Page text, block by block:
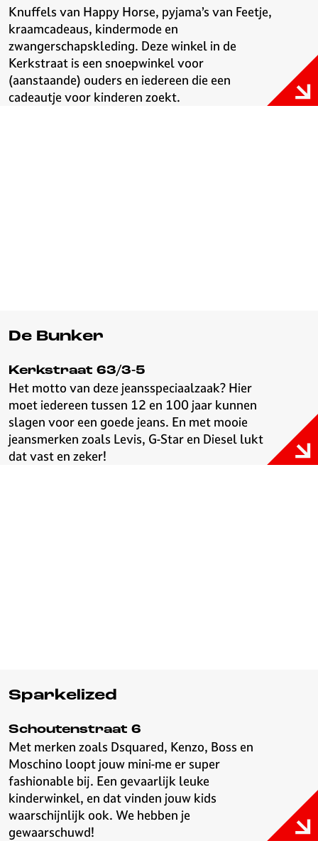
Knuffels van Happy Horse, pyjama’s van Feetje,
kraamcadeaus, kindermode en
zwangerschapskleding. Deze winkel in de
Kerkstraat is een snoepwinkel voor
(aanstaande) ouders en iedereen die een
cadeautje voor kinderen zoekt.
De Bunker
Kerkstraat 63/3-5
Het motto van deze jeansspeciaalzaak? Hier
moet iedereen tussen 12 en 100 jaar kunnen
slagen voor een goede jeans. En met mooie
jeansmerken zoals Levis, G-Star en Diesel lukt
dat vast en zeker!
Sparkelized
Schoutenstraat 6
Met merken zoals Dsquared, Kenzo, Boss en
Moschino loopt jouw mini-me er super
fashionable bij. Een gevaarlijk leuke
kinderwinkel, en dat vinden jouw kids
waarschijnlijk ook. We hebben je
gewaarschuwd!